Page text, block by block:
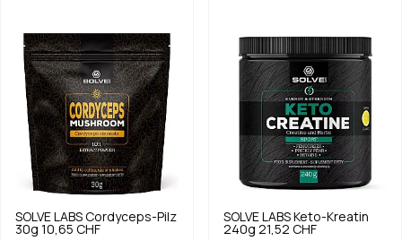
SOLVE LABS Cordyceps-Pilz
30g 10,65 CHF
SOLVE LABS Keto-Kreatin
240g 21,52 CHF